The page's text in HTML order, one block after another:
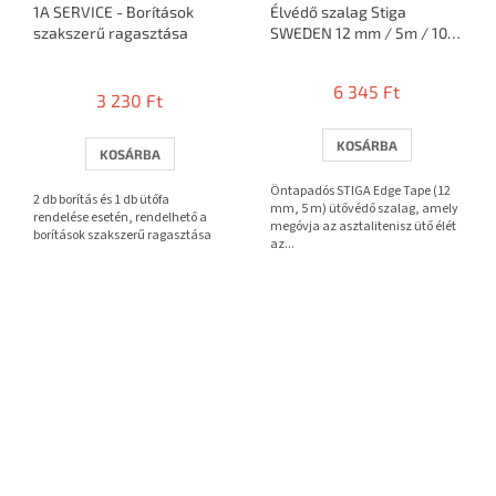
1A SERVICE - Borítások
szakszerű ragasztása
átlagos
5-
ből
csillag.
3 230 Ft
KOSÁRBA
2 db borítás és 1 db ütőfa
rendelése esetén, rendelhető a
borítások szakszerű ragasztása
Élvédő szalag Stiga
SWEDEN 12 mm / 5m / 10
6 345 Ft
KOSÁRBA
Öntapadós STIGA Edge Tape (12
mm, 5 m) ütővédő szalag, amely
megóvja az asztalitenisz ütő élét
az...